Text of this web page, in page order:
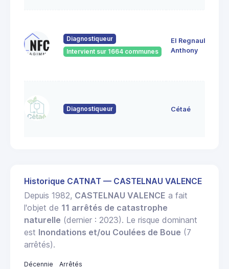
Diagnostiqueur
Intervient sur 1664 communes
EI Regnault
Anthony
Diagnostiqueur Cétaé
Historique CATNAT — CASTELNAU VALENCE
Depuis 1982, CASTELNAU VALENCE a fait
l'objet de 11 arrêtés de catastrophe
naturelle (dernier : 2023). Le risque dominant
est Inondations et/ou Coulées de Boue (7
arrêtés).
Décennie
Arrêtés